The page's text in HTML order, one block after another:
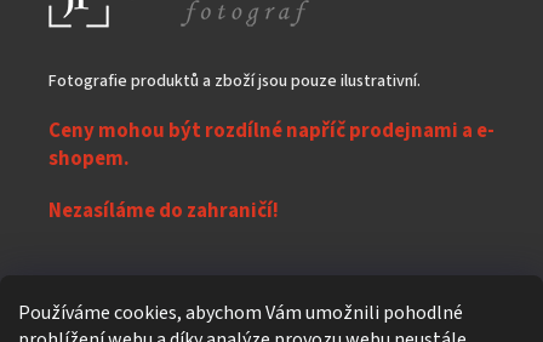
Používáme cookies, abychom Vám umožnili pohodlné
Fotografie produktů a zboží jsou pouze ilustrativní.
Ceny mohou být rozdílné napříč prodejnami a e-
shopem.
Nezasíláme do zahraničí!